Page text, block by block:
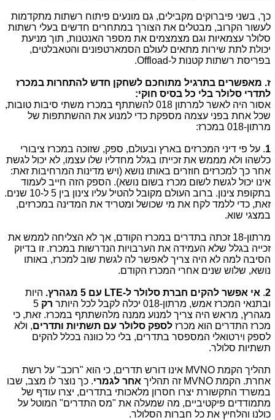
כך, בשני פיברוקים מקבילים, גם מונעים פיתוח רשתות מתקדמות
לעשור הקרוב, מבטלים את הצורך במתחרים חדשים בעלי רשתות
סלולר עצמאיות וגם מצמצמים את מספר האנטנות, תוך מניעת
יכולת לתת שירות מתאים לעולם הסמארטפונים והטאבלטים,
בפריסת רשתות קטנות ל-Offload.
ז. מאפשרים בתרגיל מתוחכם לשחקן חדש להתחרות במכרז
לתדרי סלולר בלי כל בסיס חוקי:
אסור היה לאשר למרתון 018 להשתתף במכרז משתי סיבות טובות,
שכל אחת בפני עצמה מספקת כדי למנוע את ההשתתפות של
מרתון-018 במכרז:
1. על פי דיני המכרזים בארץ ובעולם, ספק, שזוכה במכרז ציבורי
כלשהו ולא מממש את זכייתו בגלל מחדליו שלו עצמו, לא יכול לגשת
אחר כך למכרזים חוזרים באותו נושא (ויש מדינות המרחיבות זאת:
אינו יכול לגשת לשום מכרז בשום נושא). הספק הזה חייב לעמוד
בתקופת צינון. ברוב העולם מקובל להטיל עליו צינון בין 5 ל-10 שנים.
זאת, כדי ללמד לקח את מי שכושל ומטריד את המדינה במכרזים,
במצגי שוא.
מרתון-18 זכתה בתדרים במכרז הקודם, אך לא הצליחה לממש את
זכייה בגלל שלא העמידה את הערבויות הנדרשות במכרז. זו בדיוק
הסיבה למה לא היה צריך לאפשר לה לגשת שוב למכרז, באותו
נושא, שלוש שנים אחרי המכרז הקודם.
2
. אי אפשר להקים חברת סלולר ל-LTE עם 5 מגהרץ.
היות
ובתנאי המכרז אמש, מרתון-018 יכלה לקבל לכל היותר
רק 5
מגהרץ, מראש היה צריך למנוע ממנה מלהשתתף במכרז. זאת, כי
מכרז התדרים הוא מכרז לספק סלולר עם תשתיות ותדרים, ולא
לספק וירטואלי המספסר בתדרים, בלי כל כוונה בכלל להקים
תשתיות סלולר.
תהליך הקמת MVNO אינו דורש תדרים, כי הוא "רוכב" על רשת
אחרת. הקמת MVNO זה תהליך
אחר לגמרי. כך נוצר לו מצב, שבו
במשרד התקשורת יצרו חסרון מלאכותי בתדרים, יצרו עודף של
מתמודדים פיקטיביים, מה שמעלה את "מס התדרים" המוטל על
כולנו והלחיץ את כל חברות הסלולר.